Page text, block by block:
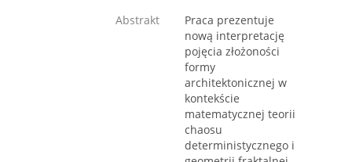
Abstrakt
Praca prezentuje
nową interpretację
pojęcia złożoności
formy
architektonicznej w
kontekście
matematycznej teorii
chaosu
deterministycznego i